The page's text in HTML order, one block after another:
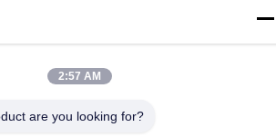
Co., Ltd. . সব সমস্ত অধিকার সংরক্ষিত।
2:57 AM
are you looking for?